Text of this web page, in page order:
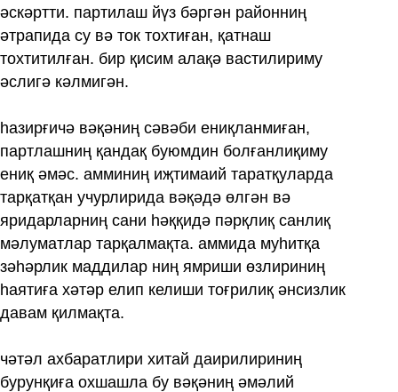
әскәртти. партилаш йүз бәргән районниң
әтрапида су вә ток тохтиған, қатнаш
тохтитилған. бир қисим алақә вастилириму
әслигә кәлмигән.
һазирғичә вәқәниң сәвәби ениқланмиған,
партлашниң қандақ буюмдин болғанлиқиму
ениқ әмәс. амминиң иҗтимаий таратқуларда
тарқатқан учурлирида вәқәдә өлгән вә
яридарларниң сани һәққидә пәрқлиқ санлиқ
мәлуматлар тарқалмақта. аммида муһитқа
зәһәрлик маддилар ниң ямриши өзлириниң
һаятиға хәтәр елип келиши тоғрилиқ әнсизлик
давам қилмақта.
чәтәл ахбаратлири хитай даирилириниң
бурунқиға охшашла бу вәқәниң әмәлий